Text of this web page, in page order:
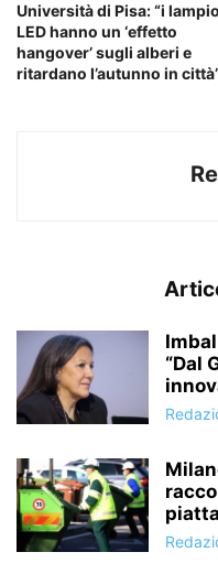
Università di Pisa: “i
LED hanno un ‘effetto
hangover’ sugli alberi e
ritardano l’autunno in
“Dal